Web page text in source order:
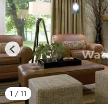
1 / 11
Previous